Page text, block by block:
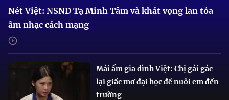
Nét Việt: NSND Tạ Minh Tâm và khát vọng lan tỏa
âm nhạc cách mạng
Mái ấm gia đình Việt: Chị gái gác
lại giấc mơ đại học để nuôi em đến
trường